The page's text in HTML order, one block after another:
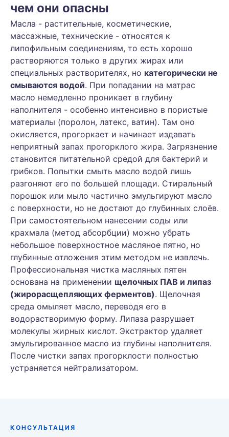
чем они опасны
Масла - растительные, косметические,
массажные, технические - относятся к
липофильным соединениям, то есть хорошо
растворяются только в других жирах или
специальных растворителях, но категорически не
смываются водой. При попадании на матрас
масло немедленно проникает в глубину
наполнителя - особенно интенсивно в пористые
материалы (поролон, латекс, ватин). Там оно
окисляется, прогоркает и начинает издавать
неприятный запах прогорклого жира. Загрязнение
становится питательной средой для бактерий и
грибков. Попытки смыть масло водой лишь
разгоняют его по большей площади. Стиральный
порошок или мыло частично эмульгируют масло
с поверхности, но не достают до глубинных слоёв.
При самостоятельном нанесении соды или
крахмала (метод абсорбции) можно убрать
небольшое поверхностное масляное пятно, но
глубинные отложения этим методом не извлечь.
Профессиональная чистка масляных пятен
основана на применении щелочных ПАВ и липаз
(жирорасщепляющих ферментов). Щелочная
среда омыляет масло, переводя его в
водорастворимую форму. Липаза разрушает
молекулы жирных кислот. Экстрактор удаляет
эмульгированное масло из глубины наполнителя.
После чистки запах прогорклости полностью
устраняется нейтрализатором.
КОНСУЛЬТАЦИЯ